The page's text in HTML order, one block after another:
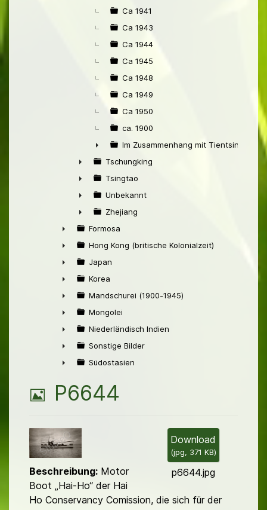
Ca 1941
Ca 1943
Ca 1944
Ca 1945
Ca 1948
Ca 1949
Ca 1950
ca. 1900
►
Im Zusammenhang mit Tientsin
►
Tschungking
►
Tsingtao
►
Unbekannt
►
Zhejiang
►
Formosa
►
Hong Kong (britische Kolonialzeit)
►
Japan
►
Korea
►
Mandschurei (1900-1945)
►
Mongolei
►
Niederländisch Indien
►
Sonstige Bilder
Südostasien
B
l
d
P6644
Download
(jpg, 371 KB)
p6644.jpg
Beschreibung: Motor
Boot „Hai-Ho“ der Hai
Ho Conservancy Comission, die sich für der